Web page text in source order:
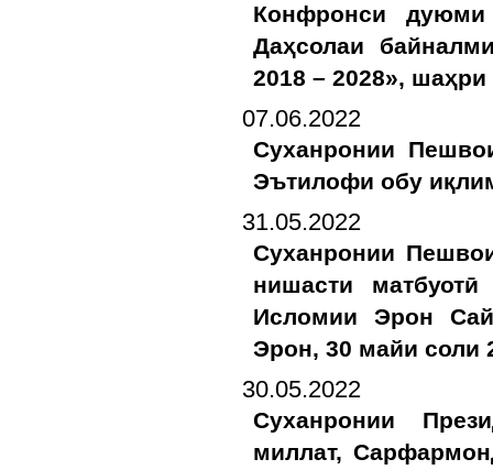
Конфронси
Даҳсолаи
2018 – 2028»,
07.06.2022
Суханронии
Эътилофи обу
31.05.2022
Суханронии
нишасти
Исломии Эрон
Эрон, 30 майи соли
30.05.2022
Суханронии
миллат,